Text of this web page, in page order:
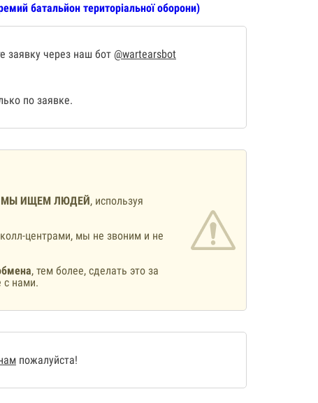
батальйон територіальної оборони)
заявку через наш бот @wartearsbot
по заявке.
МЫ ИЩЕМ ЛЮДЕЙ, используя
центрами, мы не звоним и не
, тем более, сделать это за
с нами.
пожалуйста!